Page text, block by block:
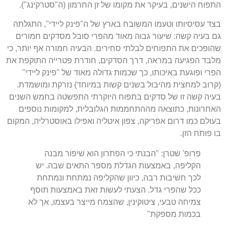
התפוח הישנים, בעיקר את מקומו של זן החרמון (ה"סטרקינג").
בצד עסיסיותו וטעמו המשובח בארץ של ה"פינק ליידי", התגלתה
גם בעיה קשה: שיעור גבוה מאוד מהפרי סובל מסדקים חמורים
שהופכים את התפוחים לבלתי סחירים. הבעיה חמורה אף יותר, כי
מלבד הפגיעה במראה, דרך הסדקים, חודרת פטרייה התוקפת את
הפרי ופוגעת באיכותו, כך שכמות גדולה מאוד של "פינק ליידי"
(קרוב למחצית מהיבול בשנים קשות במיוחד) נזרקת ומושמדת.
בעיה קשה זו של סדקים בתפוח היוקרתי התפשטה בחמש השנים
האחרונות, כתוצאה מההתחממות הגלובלית, למקומות נוספים
בעולם כמו דרום אפריקה, צפון איטליה ואפילו באוסטרליה, המקום
בו פותח הזן.
פרופ' שטרן: "הבנתי כי הפתרון הוא שיפור מבנה
הקליפה, באמצעות הגדלת מספר התאים שבה. יש
לכך חשיבות רבה, כיוון שהקליפה נמתחת ונמתחת
ככל שהפרי גדל. הצעתי לעשות זאת באמצעות תוסף
צמיחה טבעי, ציטוקינין, שהצמח מייצר בעצמו, אך לא
בכמות מספקת"